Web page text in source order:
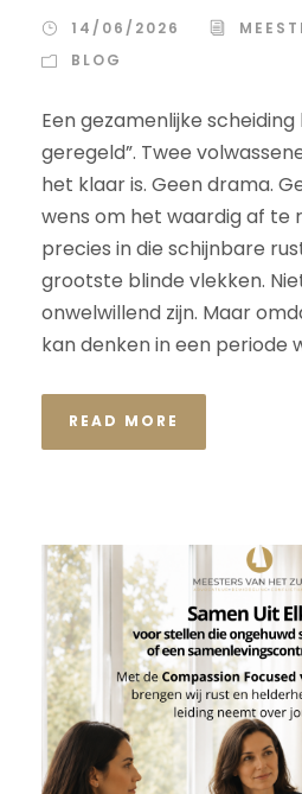
14/06/2026
BLOG
Een gezamenlijke
geregeld”. Twee
het klaar is. Geen drama.
wens om het waardig af te
precies in die schijnbare
grootste blinde vlekken.
onwelwillend zijn. Maar
kan denken in een periode
READ MORE